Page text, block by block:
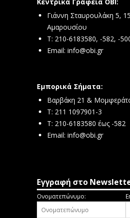
Γιάννη Σταυρουλάκη 5,
Αμαρουσίου
Τ: 210-6183580, -582, -
Email: info@obi.gr
Εμπορικά Σήματα:
Βαρβάκη 21 &
Τ: 211 1097901-3
T: 210-6183580 έως -582
Email: info@obi.gr
Εγγραφή στο
Ονοματεπώνυμο: